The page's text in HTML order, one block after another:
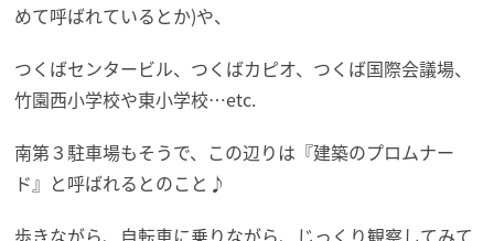
めて呼ばれているとか)や、
つくばセンタービル、つくばカピオ、つくば国際会議場、
竹園西小学校や東小学校…etc.
南第３駐車場もそうで、この辺りは『建築のプロムナー
ド』と呼ばれるとのこと♪
歩きながら、自転車に乗りながら、じっくり観察してみて